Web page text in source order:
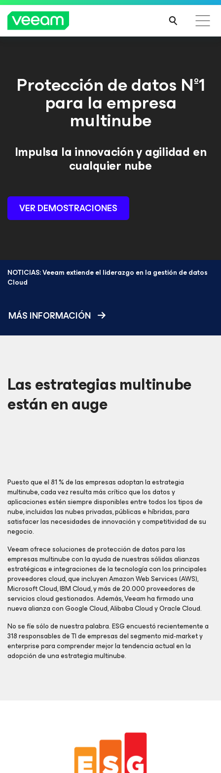
MÁS
Protección de datos Nº1
para la empresa
multinube
Impulsa la innovación y agilidad en
cualquier nube
VER DEMOSTRACIONES
NOTICIAS: Veeam extiende el liderazgo en la gestión de datos
Cloud
MÁS INFORMACIÓN
Las estrategias multinube
están en auge
Puesto que el 81 % de las empresas adoptan la estrategia
multinube, cada vez resulta más crítico que los datos y
aplicaciones estén siempre disponibles entre todos los tipos de
nube, incluidas las nubes privadas, públicas e híbridas, para
satisfacer las necesidades de innovación y competitividad de su
negocio.
Veeam ofrece soluciones de protección de datos para las
empresas multinube con la ayuda de nuestras sólidas alianzas
estratégicas e integraciones de la tecnología con los principales
proveedores cloud, que incluyen Amazon Web Services (AWS),
Microsoft Cloud, IBM Cloud, y más de 20.000 proveedores de
servicios cloud gestionados. Además, Veeam ha firmado una
nueva alianza con Google Cloud, Alibaba Cloud y Oracle Cloud.
No se fíe sólo de nuestra palabra. ESG encuestó recientemente a
318 responsables de TI de empresas del segmento mid-market y
enterprise para comprender mejor la tendencia actual en la
adopción de una estrategia multinube.